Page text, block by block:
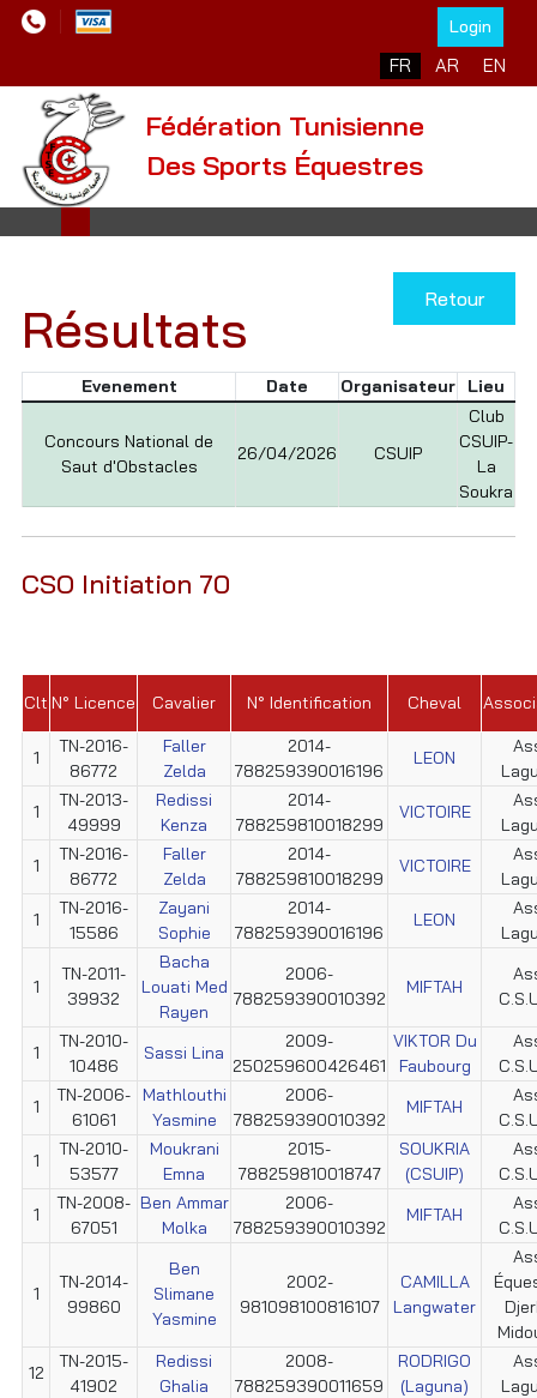
Login
Sélectionnez votre
FR AR EN
Fédération Tunisienne
Des Sports Équestres
Retour
Résultats
Evenement Date Organisateur Lieu
Concours National de
Saut d'Obstacles
26/04/2026 CSUIP
Club
CSUIP-
La
Soukra
CSO Initiation 70
Clt N° Licence Cavalier N° Identification Cheval
1
TN-2016-
86772
Faller
Zelda
2014-
788259390016196
LEON
1
TN-2013-
49999
Redissi
Kenza
2014-
788259810018299
VICTOIRE
1
TN-2016-
86772
Faller
Zelda
2014-
788259810018299
VICTOIRE
1
TN-2016-
15586
Zayani
Sophie
2014-
788259390016196
LEON
1
TN-2011-
39932
Bacha
Louati Med
Rayen
2006-
788259390010392
MIFTAH
1
TN-2010-
10486
Sassi Lina
2009-
250259600426461
VIKTOR Du
Faubourg
1
TN-2006-
61061
Mathlouthi
Yasmine
2006-
788259390010392
MIFTAH
1
TN-2010-
53577
Moukrani
Emna
2015-
788259810018747
SOUKRIA
(CSUIP)
1
TN-2008-
67051
Ben Ammar
Molka
2006-
788259390010392
MIFTAH
1
TN-2014-
99860
Ben
Slimane
Yasmine
2002-
981098100816107
CAMILLA
Langwater
12
TN-2015-
41902
Redissi
Ghalia
2008-
788259390011659
RODRIGO
(Laguna)